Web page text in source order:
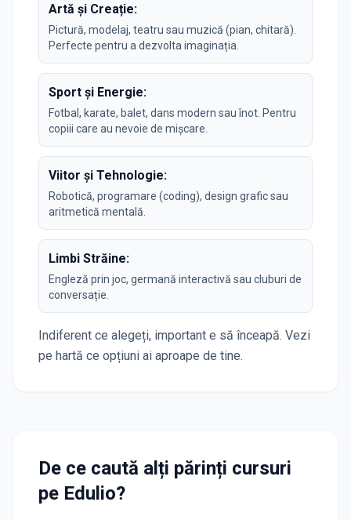
Artă și Creație:
Pictură, modelaj, teatru sau muzică (pian, chitară).
Perfecte pentru a dezvolta imaginația.
Sport și Energie:
Fotbal, karate, balet, dans modern sau înot. Pentru
copiii care au nevoie de mișcare.
Viitor și Tehnologie:
Robotică, programare (coding), design grafic sau
aritmetică mentală.
Limbi Străine:
Engleză prin joc, germană interactivă sau cluburi de
conversație.
Indiferent ce alegeți, important e să înceapă. Vezi
pe hartă ce opțiuni ai aproape de tine.
De ce caută alți părinți cursuri
pe Edulio?